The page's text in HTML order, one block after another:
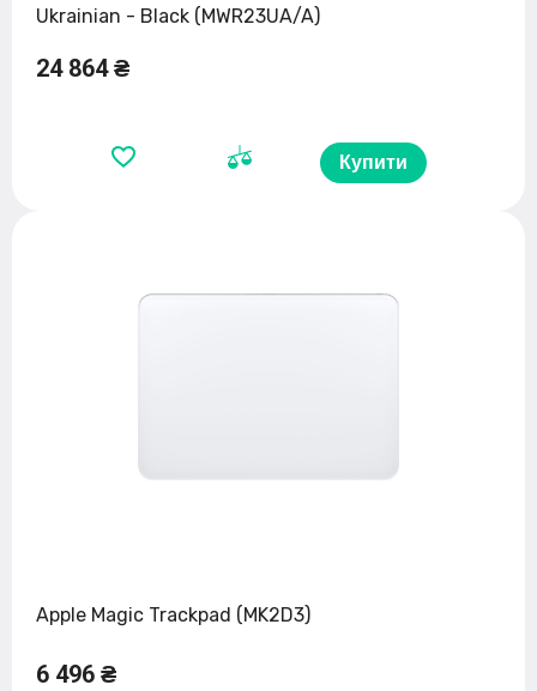
Ukrainian - Black (MWR23UA/A)
24 864 ₴
Купити
Apple Magic Trackpad (MK2D3)
6 496 ₴